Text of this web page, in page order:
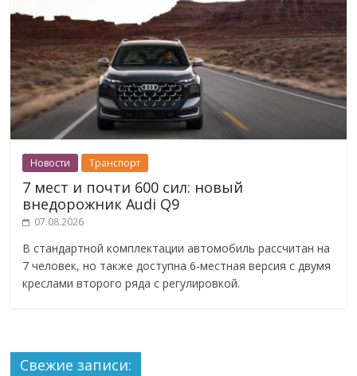
Новости Транспорт
7 мест и почти 600 сил: новый
внедорожник Audi Q9
07.08.2026
В стандартной комплектации автомобиль рассчитан на
7 человек, но также доступна 6-местная версия с двумя
креслами второго ряда с регулировкой.
Свежие записи: